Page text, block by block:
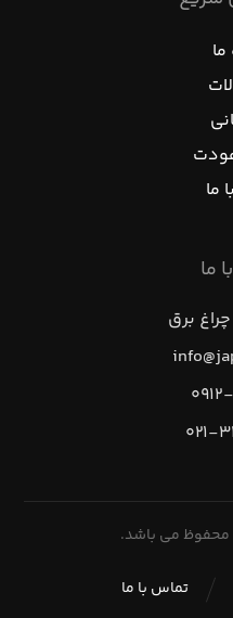
ما
ما
ما
چراغ برق
محفوظ می باشد.
تماس با ما